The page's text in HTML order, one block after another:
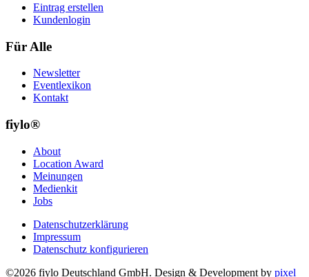
Eintrag erstellen
Kundenlogin
Für Alle
Newsletter
Eventlexikon
Kontakt
fiylo®
About
Location Award
Meinungen
Medienkit
Jobs
Datenschutzerklärung
Impressum
Datenschutz konfigurieren
©2026 fiylo Deutschland GmbH. Design & Development by pixel